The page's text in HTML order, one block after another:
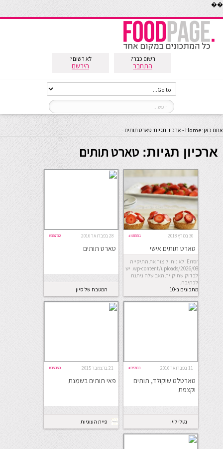
��
רשום כבר?
התחבר
לא רשום?
הירשם
אתם כאן: Home
-ארכיון תגיות: טארט תותים
ארכיון תגיות:טארט תותים
30 במרץ 2018 #48551
טארט תותים אישי
Error: לא ניתן ליצור את התיקייה
wp-content/uploads/2026/08. יש
לבדוק שתיקיית האב שלה ניתנת
לכתיבה.
מתכונים ב-10
דקות
28 בפברואר 2016 #36732
טארט תותים
המטבח של סיון
11 בפברואר 2016 #35783
טארטלט שוקולד, תותים
וקצפת
נטלי לוין
21 בדצמבר 2015 #35360
פאי תותים בשמנת
פיית העוגיות